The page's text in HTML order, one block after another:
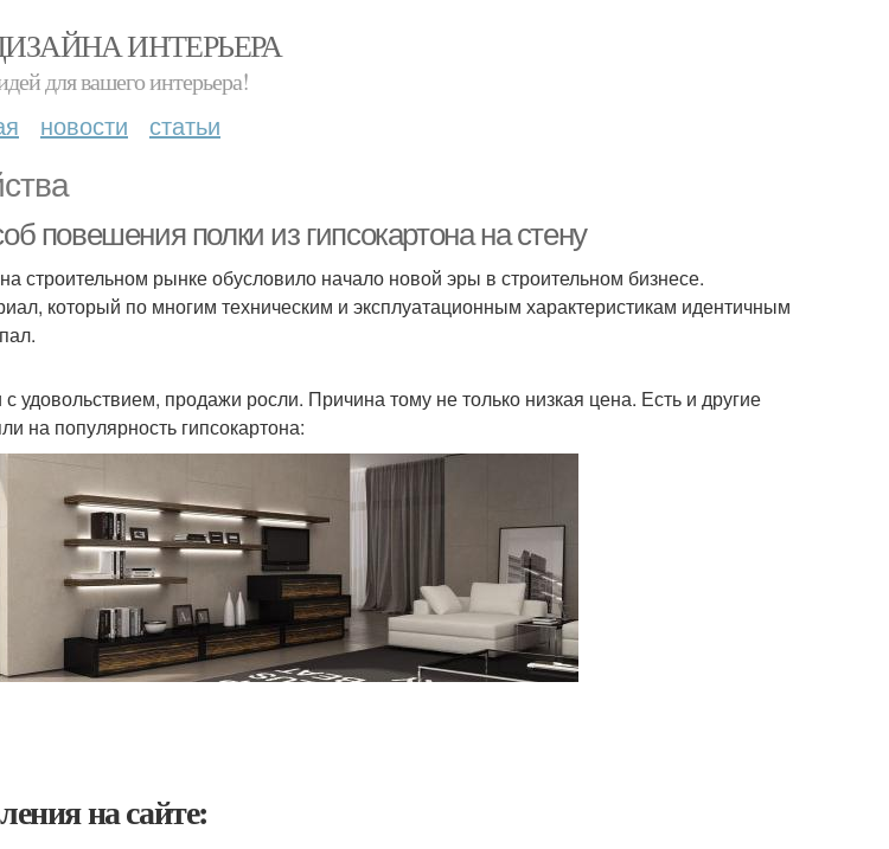
ИНТЕРЬЕРА
для вашего интерьера!
новости статьи
повешения полки из гипсокартона на стену
строительном рынке обусловило начало новой эры в строительном бизнесе.
который по многим техническим и эксплуатационным характеристикам идентичным
удовольствием, продажи росли. Причина тому не только низкая цена. Есть и другие
на популярность гипсокартона:
на сайте: